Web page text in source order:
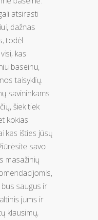
atsirasti
dažnas
todėl
kas
baseinu,
taisyklių.
savininkams
šiek tiek
kokias
kas išties jūsų
savo
masažinių
saugus ir
jums ir
klausimų,